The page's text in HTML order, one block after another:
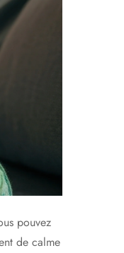
pouvez
de calme